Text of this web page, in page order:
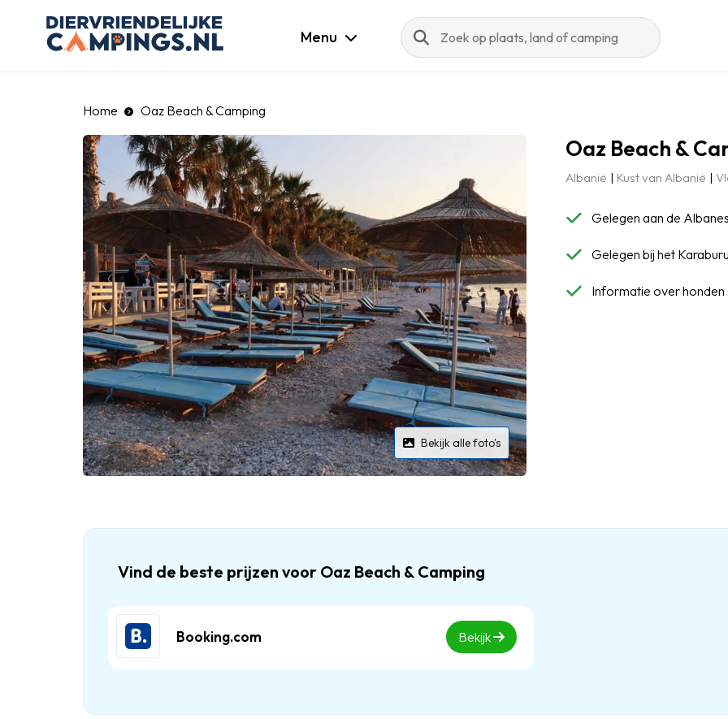
Menu
Zoeken
Home Oaz Beach & Camping
Bekijk alle foto's
Oaz Beach &
Albanië Kust van Albanië
Gelegen aan de
Gelegen bij het
Informatie over
Vind de beste prijzen voor Oaz Beach & Camping
Booking.com Bekijk